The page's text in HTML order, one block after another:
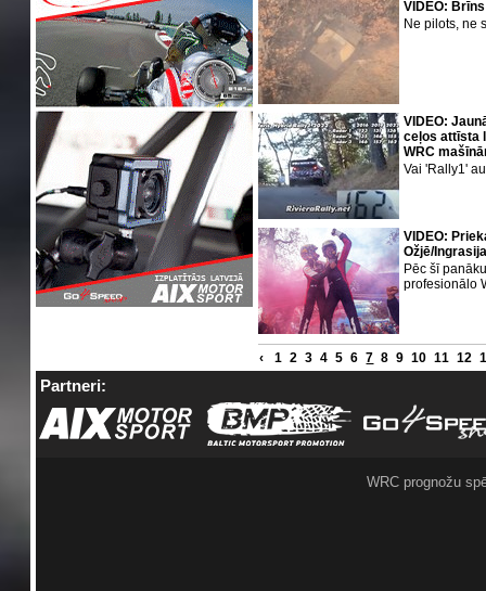
VIDEO:
Ne pilots, ne
VIDEO:
ceļos attīsta
WRC
Vai 'Rally1'
VIDEO:
Ožjē/
Pēc šī
profesionālo
‹ 1 2 3 4 5 6 7 8 9 10 11 12
Partneri:
WRC prognožu